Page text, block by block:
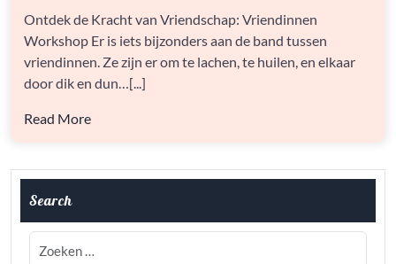
ONTDEK
ONZE
INSPIRERENDE
VRIENDINNEN
WORKSHOP
Ontdek de Kracht van Vriendschap: Vriendinnen
Workshop Er is iets bijzonders aan de band tussen
vriendinnen. Ze zijn er om te lachen, te huilen, en elkaar
door dik en dun…[...]
Read More
Search